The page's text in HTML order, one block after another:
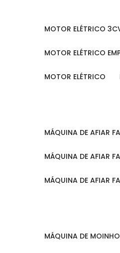
MOTOR ELÉTRICO
MOTOR ELÉTRICO
MOTOR ELÉTRICO
MÁQUINA DE AFIAR
MÁQUINA DE AFIAR
MÁQUINA DE AFIAR
MÁQUINA DE